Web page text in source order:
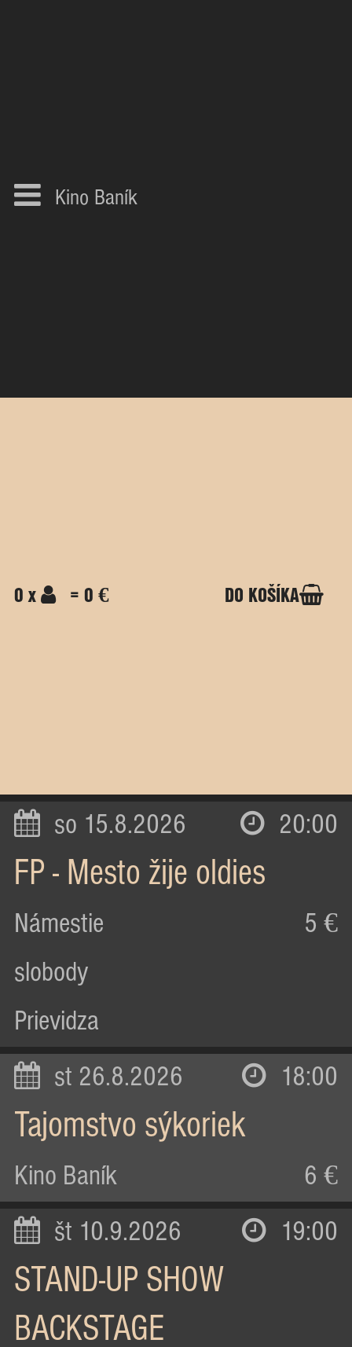
Kino Baník
0 x = 0 € DO KOŠÍKA
so 15.8.2026 20:00
FP - Mesto žije oldies
Námestie
slobody
Prievidza
5 €
st 26.8.2026 18:00
Tajomstvo sýkoriek
Kino Baník 6 €
št 10.9.2026 19:00
STAND-UP SHOW
BACKSTAGE